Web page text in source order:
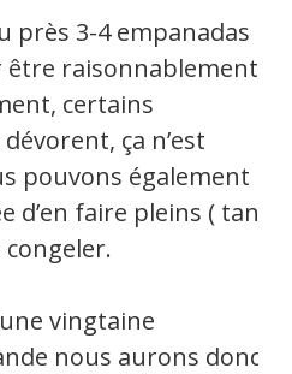
près 3-4 empanadas
raisonnablement
certains
ça n’est
pouvons également
d’en faire pleins ( tant
congeler.
vingtaine
nous aurons donc